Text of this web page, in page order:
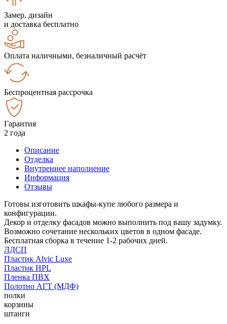
Замер, дизайн
и доставка бесплатно
Оплата наличными, безналичный расчёт
Беспроцентная рассрочка
Гарантия
2 года
Описание
Отделка
Внутреннее наполнение
Информация
Отзывы
Готовы изготовить шкафы-купе любого размера и
конфигурации.
Декор и отделку фасадов можно выполнить под вашу задумку.
Возможно сочетание нескольких цветов в одном фасаде.
Бесплатная сборка в течение 1-2 рабочих дней.
ЛДСП
Пластик Alvic Luxe
Пластик HPL
Пленка ПВХ
Полотно АГТ (МДФ)
полки
корзины
штанги